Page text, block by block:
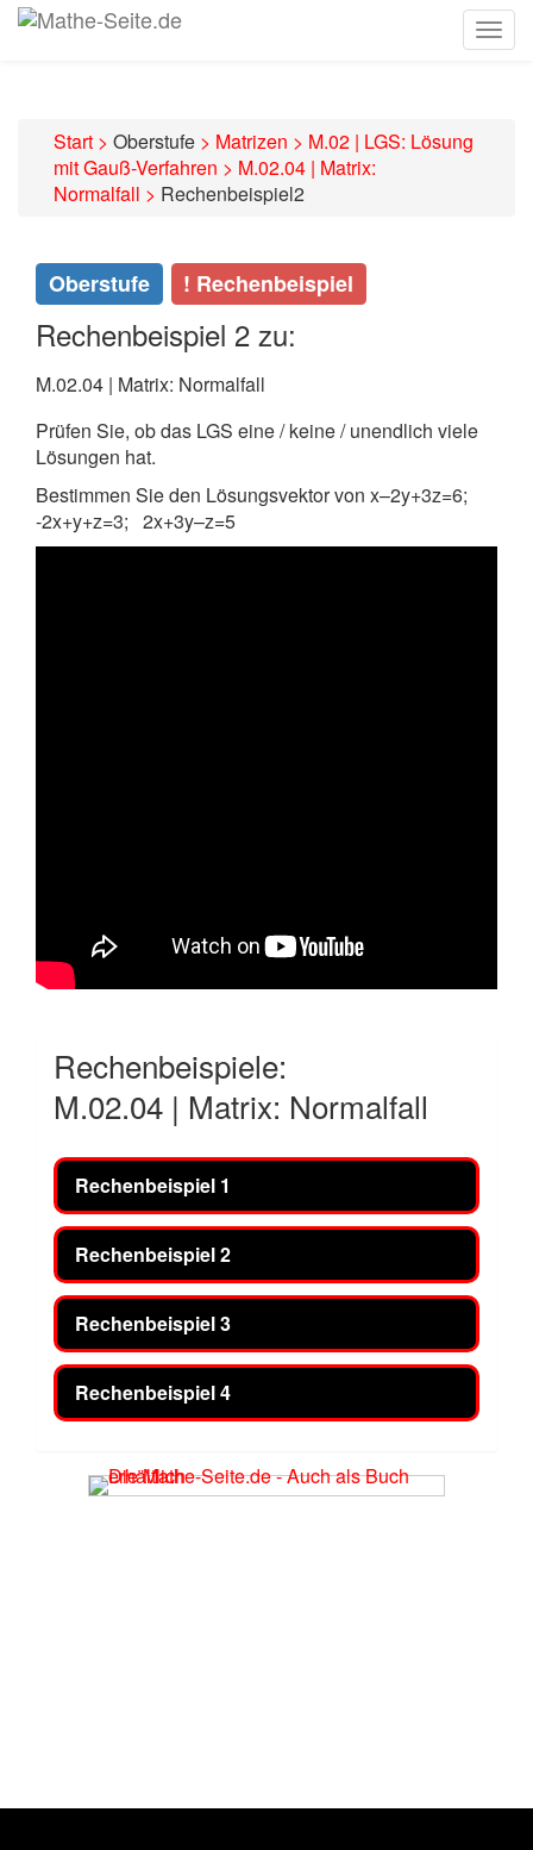
Start > Oberstufe > Matrizen > M.02 | LGS: Lösung
mit Gauß-Verfahren > M.02.04 | Matrix:
Normalfall > Rechenbeispiel2
Oberstufe ! Rechenbeispiel
Rechenbeispiel 2 zu:
M.02.04 | Matrix: Normalfall
Prüfen Sie, ob das LGS eine / keine / unendlich viele
Lösungen hat.
Bestimmen Sie den Lösungsvektor von x–2y+3z=6;
-2x+y+z=3; 2x+3y–z=5
Rechenbeispiele:
M.02.04 | Matrix: Normalfall
Rechenbeispiel 1
Rechenbeispiel 2
Rechenbeispiel 3
Rechenbeispiel 4